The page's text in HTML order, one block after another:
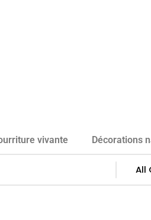
vivante Décorations